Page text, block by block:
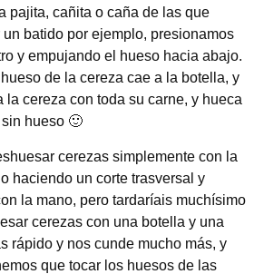
pajita, cañita o caña de las que
batido por ejemplo, presionamos
y empujando el hueso hacia abajo.
de la cereza cae a la botella, y
la cereza con toda su carne, y hueca
hueso 🙂
cerezas simplemente con la
haciendo un corte trasversal y
la mano, pero tardaríais muchísimo
cerezas con una botella y una
rápido y nos cunde mucho más, y
que tocar los huesos de las